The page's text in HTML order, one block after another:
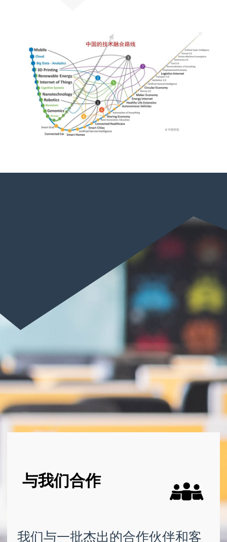
与我们合作
我们与一批杰出的合作伙伴和客